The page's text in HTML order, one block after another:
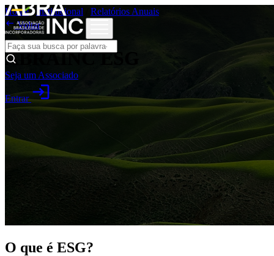
Seja um Associado
Entrarlogin
Home/Institucional Relatórios Anuais
Voltar
ABRAINC ESG
O que é ESG?